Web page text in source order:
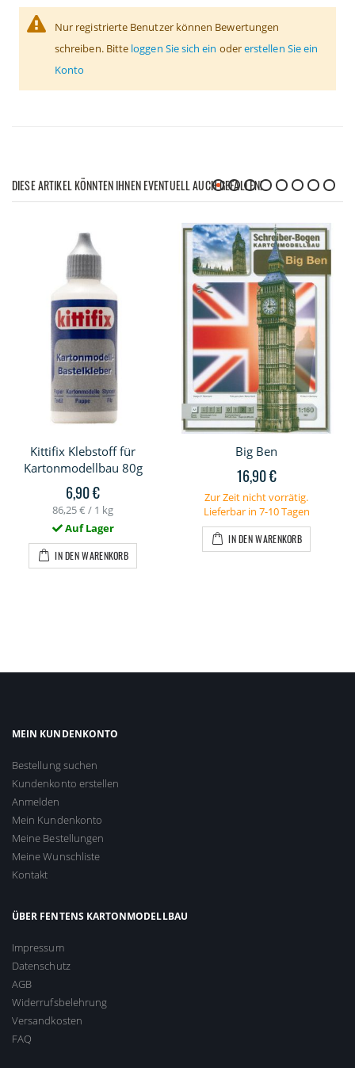
Nur registrierte Benutzer können Bewertungen
schreiben. Bitte loggen Sie sich ein odererstellen Sie ein
Konto
DIESE ARTIKEL KÖNNTEN IHNEN EVENTUELL AUCH GEFALLEN!
Kittifix Klebstoff für
Kartonmodellbau 80g
6,90 €
86,25 € / 1 kg
Auf Lager
IN DEN WARENKORB
Big Ben
16,90 €
Zur Zeit nicht vorrätig.
Lieferbar in 7-10 Tagen
IN DEN WARENKORB
MEIN KUNDENKONTO
Bestellung suchen
Kundenkonto erstellen
Anmelden
Mein Kundenkonto
Meine Bestellungen
Meine Wunschliste
Kontakt
ÜBER FENTENS KARTONMODELLBAU
Impressum
Datenschutz
AGB
Widerrufsbelehrung
Versandkosten
FAQ